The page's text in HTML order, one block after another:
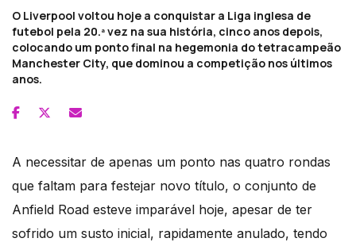
O Liverpool voltou hoje a conquistar a Liga inglesa de
futebol pela 20.ª vez na sua história, cinco anos depois,
colocando um ponto final na hegemonia do tetracampeão
Manchester City, que dominou a competição nos últimos
anos.
A necessitar de apenas um ponto nas quatro rondas
que faltam para festejar novo título, o conjunto de
Anfield Road esteve imparável hoje, apesar de ter
sofrido um susto inicial, rapidamente anulado, tendo